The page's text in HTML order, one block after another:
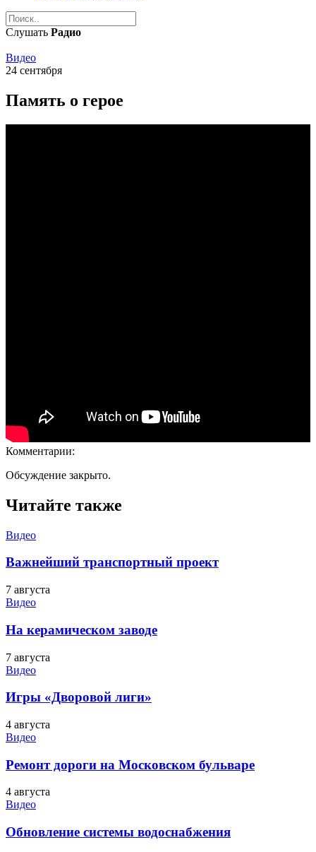
Слушать Радио
Видео
24 сентября
Память о герое
Комментарии:
Обсуждение закрыто.
Читайте также
Видео
Важнейший транспортный проект
7 августа
Видео
На керамическом заводе
7 августа
Видео
Игры «Дворовой лиги»
4 августа
Видео
Ремонт дороги на Московском бульваре
4 августа
Видео
Обновление системы водоснабжения